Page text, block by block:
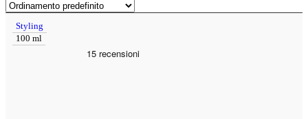
Styling
100 ml